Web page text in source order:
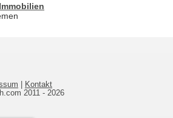
Kontakt
2011 - 2026